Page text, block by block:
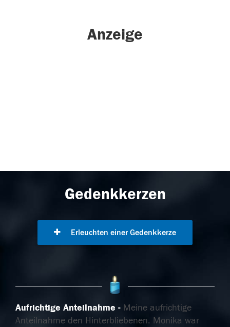
Anzeige
Gedenkkerzen
Erleuchten einer Gedenkkerze
Aufrichtige Anteilnahme
Meine aufrichtige
Anteilnahme den Hinterbliebenen. Monika war